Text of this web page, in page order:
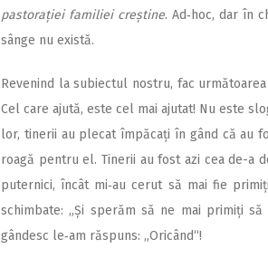
pastorației familiei creștine. Ad‑hoc, dar în
sânge nu există.
Revenind la subiectul nostru, fac
Cel care ajută, este cel mai ajutat! Nu este
lor, tinerii au plecat împăcați în gând că au
roagă pentru el. Tinerii au fost azi cea de-a
puternici, încât mi‑au cerut să mai fie
schimbate: „Și sperăm să ne mai primiți
gândesc le‑am răspuns: „Oricând“!